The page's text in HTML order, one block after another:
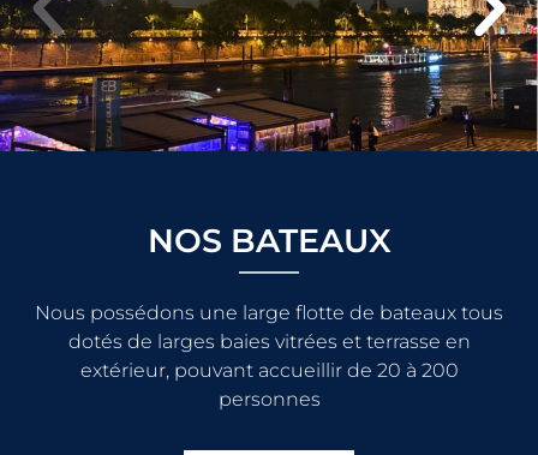
NOS BATEAUX
Nous possédons une large flotte de bateaux tous
dotés de larges baies vitrées et terrasse en
extérieur, pouvant accueillir de 20 à 200
personnes